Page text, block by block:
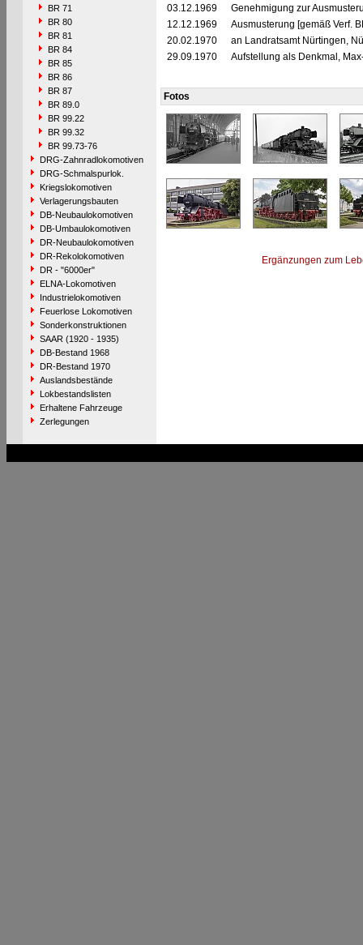
BR 71
BR 80
BR 81
BR 84
BR 85
BR 86
BR 87
BR 89.0
BR 99.22
BR 99.32
BR 99.73-76
DRG-Zahnradlokomotiven
DRG-Schmalspurlok.
Kriegslokomotiven
Verlagerungsbauten
DB-Neubaulokomotiven
DB-Umbaulokomotiven
DR-Neubaulokomotiven
DR-Rekolokomotiven
DR - "6000er"
ELNA-Lokomotiven
Industrielokomotiven
Feuerlose Lokomotiven
Sonderkonstruktionen
SAAR (1920 - 1935)
DB-Bestand 1968
DR-Bestand 1970
Auslandsbestände
Lokbestandslisten
Erhaltene Fahrzeuge
Zerlegungen
03.12.1969
Genehmigung zur
12.12.1969
Ausmusterung [gemäß Verf.
20.02.1970
an Landratsamt Nürtingen,
29.09.1970
Aufstellung als Denkmal,
Fotos
Ergänzungen zum